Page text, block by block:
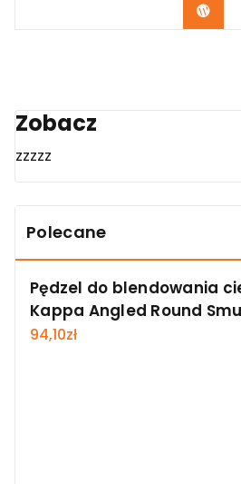
Zobacz
zzzzz
Polecane
Pędzel do blendowania
Kappa Angled Round
94,10zł